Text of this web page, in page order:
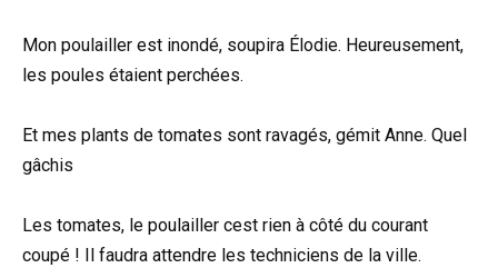
Mon poulailler est inondé, soupira Élodie. Heureusement,
les poules étaient perchées.
Et mes plants de tomates sont ravagés, gémit Anne. Quel
gâchis
Les tomates, le poulailler cest rien à côté du courant
coupé ! Il faudra attendre les techniciens de la ville.